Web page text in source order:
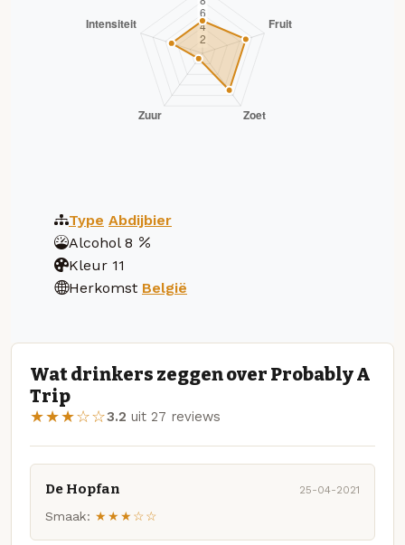
Type Abdijbier
Alcohol 8
Kleur 11
Herkomst België
Wat drinkers zeggen over Probably A
Trip
★★★☆☆3.2 uit 27 reviews
De Hopfan 25-04-2021
Smaak: ★★★☆☆